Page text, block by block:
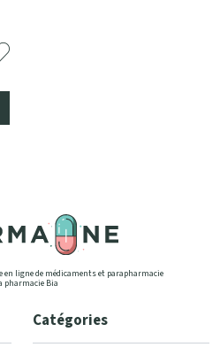
en ligne de médicaments et parapharmacie
pharmacie Bia
Catégories